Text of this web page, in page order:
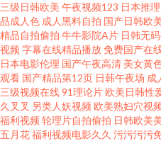
欧美a久久 青草视频在线播放 中文字
五月天婷婷福利 91传媒在线观看 色
先锋影音麻豆 91网站直接看 久久亚
国 四虎精品国产地址99 啊v网址 亚洲
三级日韩欧美 午夜视频123 日本推
品成人色 成人黑料自拍 国产日韩欧
精品自拍偷拍 牛牛影院A片 日韩无
视频 字幕在线精品播放免费国产在
日本电影伦理 国产午夜高清 美女黄
观看 国产精品第12页 日韩午夜场 成
三级视频在线91理论片欧美日韩性
久叉叉 另类人妖视频 欧美熟妇穴视
福利视频 轮理片自拍偷拍 日韩欧美
五月花福利视频电影久久 污污污污